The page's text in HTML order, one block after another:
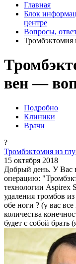
Главная
Блок
центре
Вопросы,
Тромбэктомия
вен —
Подробно
Клиники
Врачи
?
Тромбэктомия из
15 октября 2018
Добрый день. У Вас
операцию:
технологии Aspirex
удаления тромбов
обе ноги ? (у вас
количества
будет с собой брать